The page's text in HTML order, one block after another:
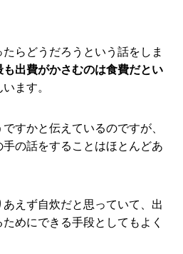
らどうだろうという話をしま
も出費がかさむのは食費だとい
ます。
すかと伝えているのですが、
の話をすることはほとんどあ
えず自炊だと思っていて、出
めにできる手段としてもよく